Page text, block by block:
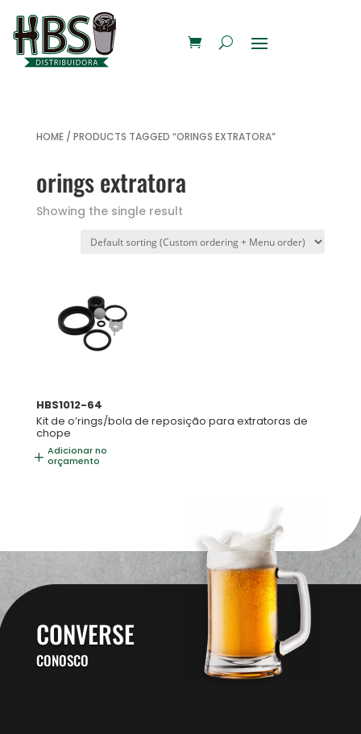
HOME/ PRODUCTS TAGGED “ORINGS EXTRATORA”
orings extratora
Showing the single result
HBS1012-64
Kit de o’rings/bola de reposição para extratoras de
chope
Adicionar no
orçamento
CONVERSE
CONOSCO